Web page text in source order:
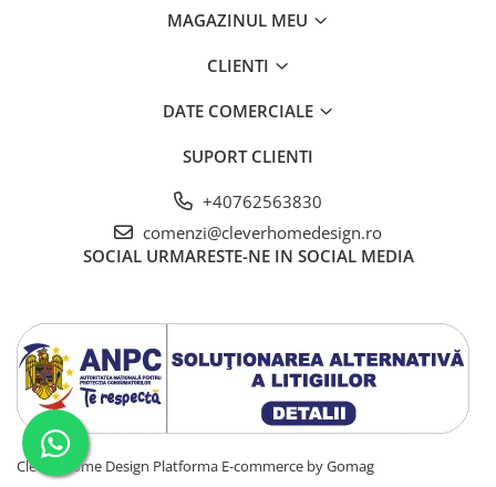
MAGAZINUL MEU
CLIENTI
DATE COMERCIALE
SUPORT CLIENTI
+40762563830
comenzi@cleverhomedesign.ro
SOCIAL URMARESTE-NE IN SOCIAL MEDIA
Clever Home Design Platforma E-commerce by Gomag